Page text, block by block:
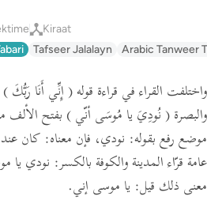
Kiraat
Tafseer Jalalayn Arabic Tanweer
واختلفت القراء في قراءة قوله( إِنِّي أَنَا رَبُّكَ )
والبصرة ( نُودِيَ يا مُوسَى أنّي ) بفتح الألف
موضع رفع بقوله: نودي، فإن معناه: كان
عامة قرّاء المدينة والكوفة بالكسر: نودي يا
معنى ذلك قيل: يا موسى إني.